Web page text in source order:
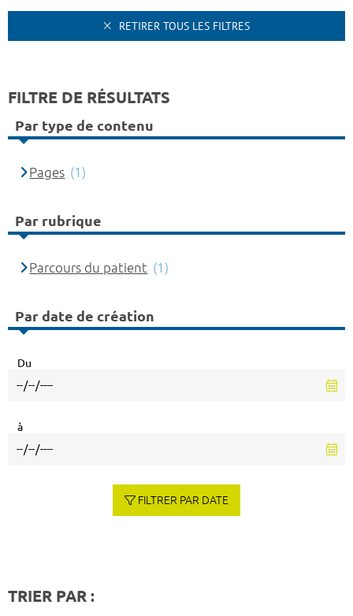
RETIRER TOUS LES FILTRES
FILTRE DE RÉSULTATS
Par type de contenu
Pages (1)
Par rubrique
Parcours du patient (1)
Par date de création
Du
à
FILTRER PAR DATE
TRIER PAR :